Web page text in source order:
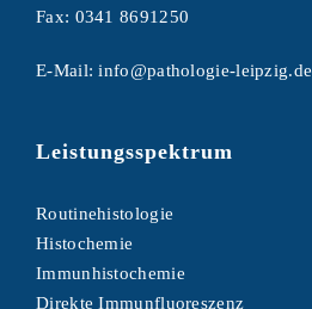
Fax: 0341 8691250
E-Mail:info@pathologie-leipzig.de
Leistungsspektrum
Routinehistologie
Histochemie
Immunhistochemie
Direkte Immunfluoreszenz